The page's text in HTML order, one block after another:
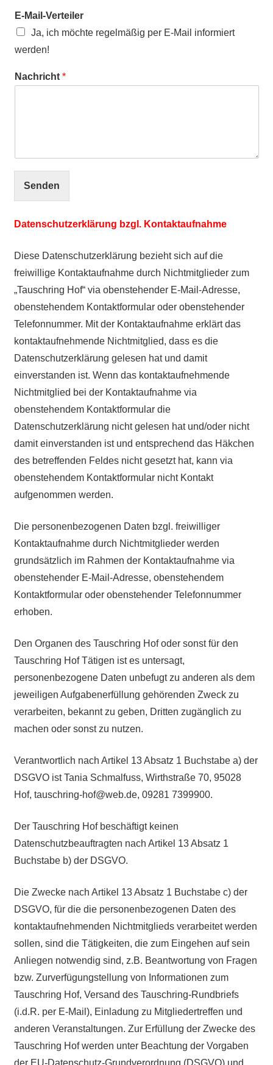
E-Mail-Verteiler
Ja, ich möchte regelmäßig per E-Mail informiert
werden!
Nachricht *
Senden
Datenschutzerklärung bzgl. Kontaktaufnahme
Diese Datenschutzerklärung bezieht sich auf die
freiwillige Kontaktaufnahme durch Nichtmitglieder zum
„Tauschring Hof“ via obenstehender E-Mail-Adresse,
obenstehendem Kontaktformular oder obenstehender
Telefonnummer. Mit der Kontaktaufnahme erklärt das
kontaktaufnehmende Nichtmitglied, dass es die
Datenschutzerklärung gelesen hat und damit
einverstanden ist. Wenn das kontaktaufnehmende
Nichtmitglied bei der Kontaktaufnahme via
obenstehendem Kontaktformular die
Datenschutzerklärung nicht gelesen hat und/oder nicht
damit einverstanden ist und entsprechend das Häkchen
des betreffenden Feldes nicht gesetzt hat, kann via
obenstehendem Kontaktformular nicht Kontakt
aufgenommen werden.
Die personenbezogenen Daten bzgl. freiwilliger
Kontaktaufnahme durch Nichtmitglieder werden
grundsätzlich im Rahmen der Kontaktaufnahme via
obenstehender E-Mail-Adresse, obenstehendem
Kontaktformular oder obenstehender Telefonnummer
erhoben.
Den Organen des Tauschring Hof oder sonst für den
Tauschring Hof Tätigen ist es untersagt,
personenbezogene Daten unbefugt zu anderen als dem
jeweiligen Aufgabenerfüllung gehörenden Zweck zu
verarbeiten, bekannt zu geben, Dritten zugänglich zu
machen oder sonst zu nutzen.
Verantwortlich nach Artikel 13 Absatz 1 Buchstabe a) der
DSGVO ist Tania Schmalfuss, Wirthstraße 70, 95028
Hof, tauschring-hof@web.de, 09281 7399900.
Der Tauschring Hof beschäftigt keinen
Datenschutzbeauftragten nach Artikel 13 Absatz 1
Buchstabe b) der DSGVO.
Die Zwecke nach Artikel 13 Absatz 1 Buchstabe c) der
DSGVO, für die die personenbezogenen Daten des
kontaktaufnehmenden Nichtmitglieds verarbeitet werden
sollen, sind die Tätigkeiten, die zum Eingehen auf sein
Anliegen notwendig sind, z.B. Beantwortung von Fragen
bzw. Zurverfügungstellung von Informationen zum
Tauschring Hof, Versand des Tauschring-Rundbriefs
(i.d.R. per E-Mail), Einladung zu Mitgliedertreffen und
anderen Veranstaltungen. Zur Erfüllung der Zwecke des
Tauschring Hof werden unter Beachtung der Vorgaben
der EU-Datenschutz-Grundverordnung (DSGVO) und